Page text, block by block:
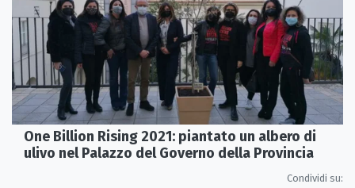
One Billion Rising 2021: piantato un albero di
ulivo nel Palazzo del Governo della Provincia
Condividi su: